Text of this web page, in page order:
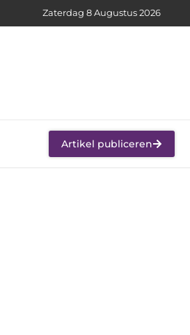
Zaterdag 8 Augustus 2026
Artikel publiceren